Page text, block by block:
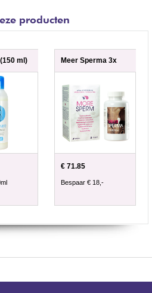
producten
ml) Meer Sperma 3x
€ 71.85
Bespaar € 18,-